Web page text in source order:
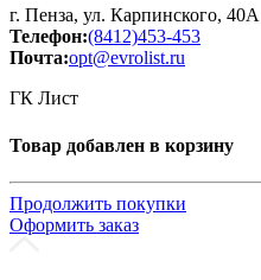
г. Пенза, ул. Карпинского, 40А
Телефон:(8412)453-453
Почта:opt@evrolist.ru
ГК Лист
Товар добавлен в корзину
Продолжить покупки
Оформить заказ